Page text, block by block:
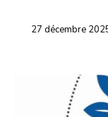
27 décembre